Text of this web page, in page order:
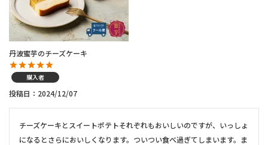
丹波蜜芋のチーズケーキ
購入者
投稿日 2024/12/07
チーズケーキとスイートポテトそれぞれもおいしいのですが、いっしょ
になるとさらにおいしくなります。ついつい食べ過ぎてしまいます。ま